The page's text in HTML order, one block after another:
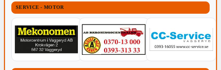
SERVICE - MOTOR